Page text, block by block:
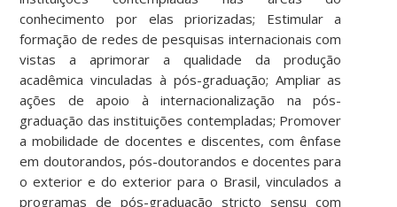
conhecimento por elas priorizadas; Estimular a
formação de redes de pesquisas internacionais com
vistas a aprimorar a qualidade da produção
acadêmica vinculadas à pós-graduação; Ampliar as
ações de apoio à internacionalização na pós-
graduação das instituições contempladas; Promover
a mobilidade de docentes e discentes, com ênfase
em doutorandos, pós-doutorandos e docentes para
o exterior e do exterior para o Brasil, vinculados a
programas de pós-graduação stricto sensu com